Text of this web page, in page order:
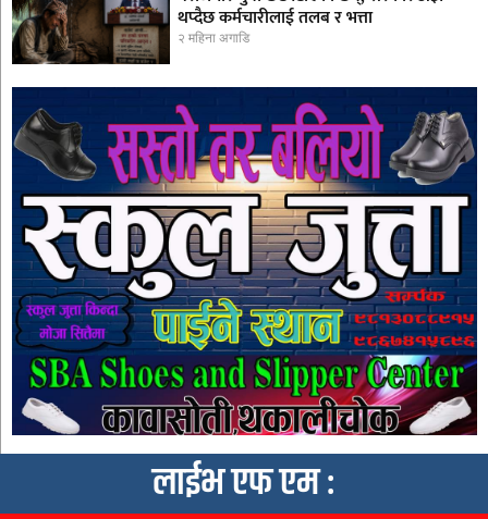
थप्दैछ कर्मचारीलाई तलब र भत्ता
२ महिना अगाडि
लाईभ एफ एम :